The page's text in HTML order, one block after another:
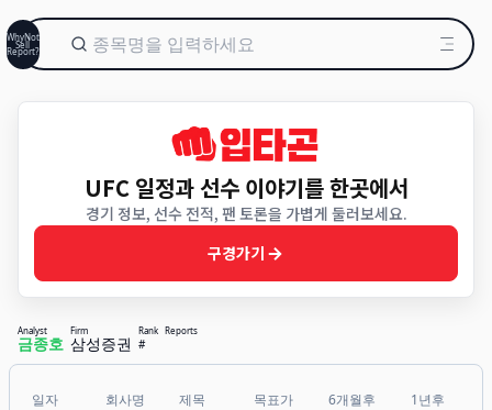
WhyNot
Sell
Report?
UFC 일정과 선수 이야기를 한곳에서
경기 정보, 선수 전적, 팬 토론을 가볍게 둘러보세요.
구경가기
Analyst
금종호
Firm
삼성증권
Rank
#
Reports
일자 회사명 제목 목표가 6개월후 1년후